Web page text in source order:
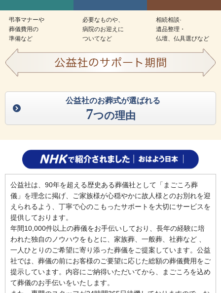
弔亊マナーや
葬儀費用の
準備など
必要なものや、
病院のお迎えに
ついてなど
相続相談·
遺品整理・
仏壇、仏具選びなど
公益社のお葬式が選ばれる
7つの理由
公益社は、90年を超える歴史ある葬儀社として「まごころ葬
儀」を理念に掲げ、ご家族様が心穏やかに故人様とのお別れを迎
えられるよう、丁寧で心のこもったサポートを大切にサービスを
提供しております。
年間10,000件以上の葬儀をお手伝いしており、長年の経験に培
われた独自のノウハウをもとに、家族葬、一般葬、社葬など 、
一人ひとりのご希望に寄り添った葬儀をご提案しています。公益
社では、葬儀の前にお客様のご要望に応じた総額の葬儀費用をご
提示しています。内容にご納得いただいてから、まごころを込め
て葬儀のお手伝いをいたします。